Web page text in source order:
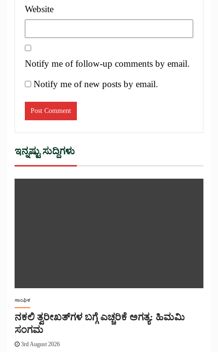
Website
Notify me of follow-up comments by email.
Notify me of new posts by email.
ಇನ್ನಷ್ಟು ಸುದ್ದಿಗಳು
ಸಾಂಘಿಕ
ನಕಲಿ ತ್ವರೀಖತ್‌ಗಳ ಬಗ್ಗೆ ಎಚ್ಚರಿಕೆ ಅಗತ್ಯ: ಹಿಮಮಿ
ಸಂಗಮ
3rd August 2026